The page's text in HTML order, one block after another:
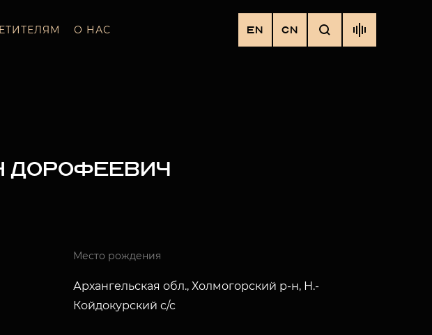
О НАС EN CN
ДОРОФЕЕВИЧ
Место рождения
Архангельская обл., Холмогорский р-н, Н.-
Койдокурский с/с